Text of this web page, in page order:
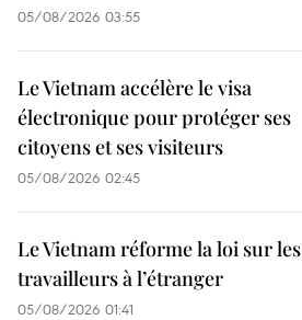
05/08/2026 03:55
Le Vietnam accélère le visa
électronique pour protéger ses
citoyens et ses visiteurs
05/08/2026 02:45
Le Vietnam réforme la loi sur les
travailleurs à l’étranger
05/08/2026 01:41